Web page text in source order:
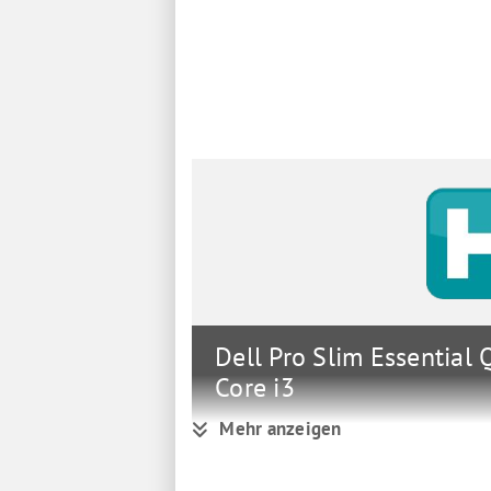
Dell Pro Slim Essential
Core i3
3,5 GHz - 8 GB - DDR5 - SDRAM - 512
Mehr anzeigen